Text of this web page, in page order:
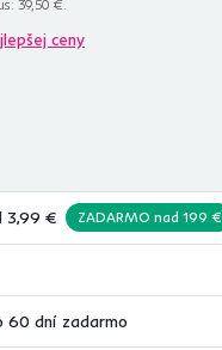
39,50 €.
ceny
3,99 € ZADARMO nad 199 €
60 dní zadarmo